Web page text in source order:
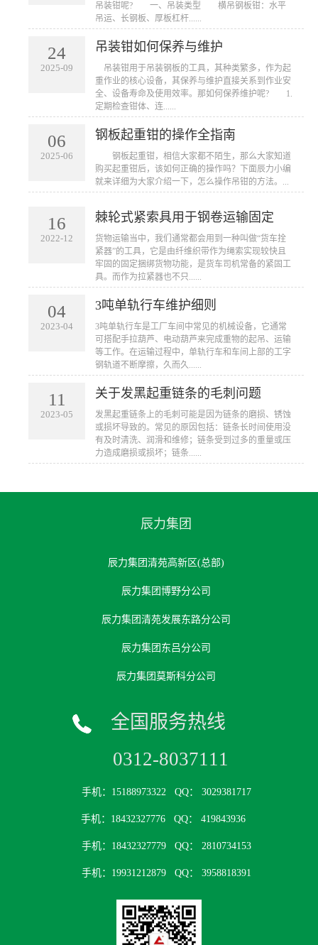
吊装钳呢? 一、吊装类型 横吊钢板钳：水平
吊运、长钢板、厚板杠杆......
24
2025-09
吊装钳如何保养与维护
​ 吊装钳用于吊装钢板的工具，其种类繁多，作为起
重作业的核心设备，其保养与维护直接关系到作业安
全、设备寿命及使用效率。那如何保养维护呢? 1.
定期检查钳体、连......
06
2025-06
钢板起重钳的操作全指南
​ 钢板起重钳，相信大家都不陌生，那么大家知道
购买起重钳后，该如何正确的操作吗？下面辰力小编
就来详细为大家介绍一下，怎么操作吊钳的方法。...
16
2022-12
棘轮式紧索具用于钢卷运输固定
货物运输当中，我们通常都会用到一种叫做“货车拴
紧器”的工具，它是由纤维织带作为绳索实现较快且
牢固的固定捆绑货物功能，是货车司机常备的紧固工
具。而作为拉紧器也不只......
04
2023-04
3吨单轨行车维护细则
3吨单轨行车是工厂车间中常见的机械设备，它通常
可搭配手拉葫芦、电动葫芦来完成重物的起吊、运输
等工作。在运输过程中，单轨行车和车间上部的工字
钢轨道不断摩擦，久而久......
11
2023-05
关于发黑起重链条的毛刺问题
发黑起重链条上的毛刺可能是因为链条的磨损、锈蚀
或损坏导致的。常见的原因包括：链条长时间使用没
有及时清洗、润滑和维修；链条受到过多的重量或压
力造成磨损或损坏；链条......
辰力集团
辰力集团清苑高新区(总部)
辰力集团博野分公司
辰力集团清苑发展东路分公司
辰力集团东吕分公司
辰力集团莫斯科分公司
全国服务热线
0312-8037111
手机：15188973322 QQ： 3029381717
手机：18432327776 QQ： 419843936
手机：18432327779QQ： 2810734153
手机：19931212879 QQ： 3958818391